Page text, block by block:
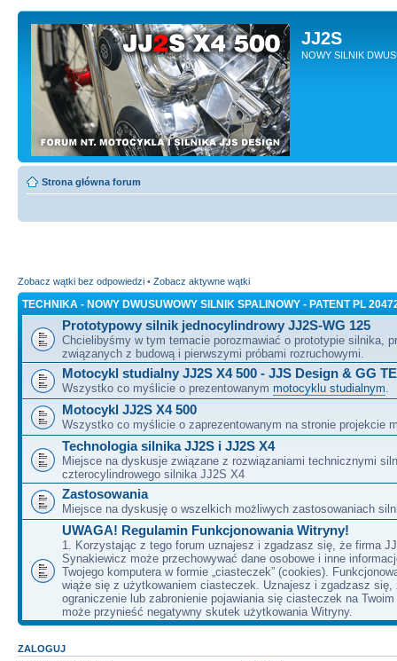
JJ2S
NOWY SILNIK
Strona główna forum
Zobacz wątki bez odpowiedzi • Zobacz aktywne wątki
TECHNIKA - NOWY DWUSUWOWY SILNIK SPALINOWY - PATENT PL
Prototypowy silnik jednocylindrowy JJ2S-WG 125
Chcielibyśmy w tym temacie porozmawiać o prototypie silnika,
związanych z budową i pierwszymi próbami rozruchowymi.
Motocykl studialny JJ2S X4 500 - JJS Design & GG
Wszystko co myślicie o prezentowanym motocyklu studialnym
Motocykl JJ2S X4 500
Wszystko co myślicie o zaprezentowanym na stronie projekcie
Technologia silnika JJ2S i JJ2S X4
Miejsce na dyskusje związane z rozwiązaniami technicznymi
czterocylindrowego silnika JJ2S X4
Zastosowania
Miejsce na dyskusję o wszelkich możliwych zastosowaniach
UWAGA! Regulamin Funkcjonowania Witryny!
1. Korzystając z tego forum uznajesz i zgadzasz się, że firma
Synakiewicz może przechowywać dane osobowe i inne
Twojego komputera w formie „ciasteczek” (cookies).
wiąże się z użytkowaniem ciasteczek. Uznajesz i zgadzasz się,
ograniczenie lub zabronienie pojawiania się ciasteczek na
może przynieść negatywny skutek użytkowania Witryny.
ZALOGUJ